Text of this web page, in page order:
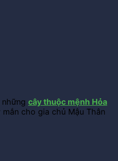
cây thuộc mệnh Hỏa
cho gia chủ Mậu Thân